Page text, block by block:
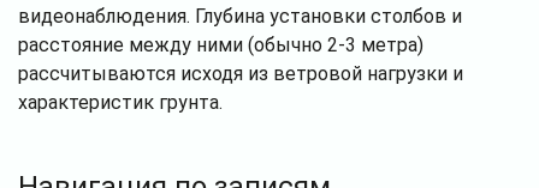
видеонаблюдения. Глубина установки столбов и
расстояние между ними (обычно 2-3 метра)
рассчитываются исходя из ветровой нагрузки и
характеристик грунта.